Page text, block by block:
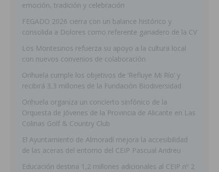
emoción, tradición y celebración
FEGADO 2026 cierra con un balance histórico y
consolida a Dolores como referente ganadero de la CV
Los Montesinos refuerza su apoyo a la cultura local
con nuevos convenios de colaboración
Orihuela cumple los objetivos de ‘Refluye Mi Río’ y
recibirá 3,3 millones de la Fundación Biodiversidad
Orihuela organiza un concierto sinfónico de la
Orquesta de Jóvenes de la Provincia de Alicante en Las
Colinas Golf & Country Club
El Ayuntamiento de Almoradí mejora la accesibilidad
de las aceras del entorno del CEIP Pascual Andreu
Educación destina 1,2 millones adicionales al CEIP nº 2